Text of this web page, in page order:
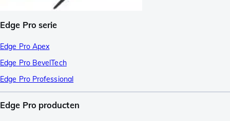
Edge Pro serie
Edge Pro Apex
Edge Pro BevelTech
Edge Pro Professional
Edge Pro producten